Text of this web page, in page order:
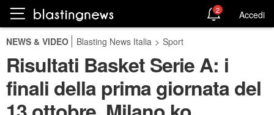
2 Accedi
NEWS & VIDEO Blasting News Italia > Sport
Risultati Basket Serie A: i
finali della prima giornata del